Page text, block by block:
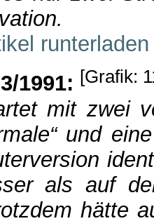
runterladen
1991: [Grafik:
mit zwei
und
als auf
hätte